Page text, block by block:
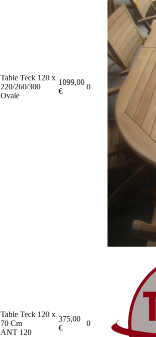
Table Teck 120 x
220/260/300
Ovale
1099,00
€
0
Table Teck 120 x
70 Cm
ANT 120
375,00
€
0